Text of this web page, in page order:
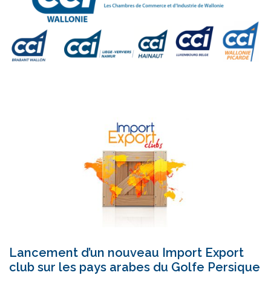
Lancement d’un nouveau Import Export
club sur les pays arabes du Golfe Persique